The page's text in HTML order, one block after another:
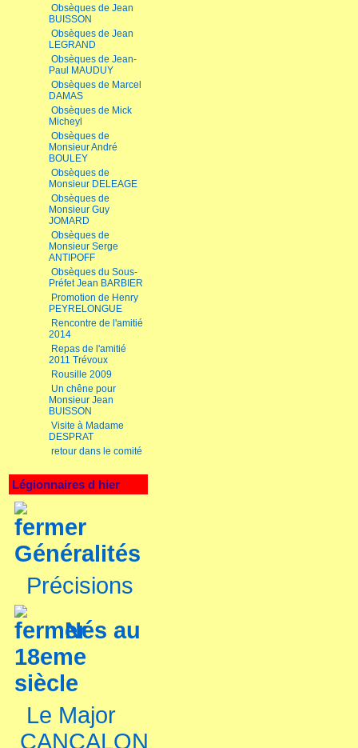
Obsèques de Jean
BUISSON
Obsèques de Jean
LEGRAND
Obsèques de Jean-
Paul MAUDUY
Obsèques de Marcel
DAMAS
Obsèques de Mick
Micheyl
Obsèques de
Monsieur André
BOULEY
Obsèques de
Monsieur DELEAGE
Obsèques de
Monsieur Guy
JOMARD
Obsèques de
Monsieur Serge
ANTIPOFF
Obsèques du Sous-
Préfet Jean BARBIER
Promotion de Henry
PEYRELONGUE
Rencontre de l'amitié
2014
Repas de l'amitié
2011 Trévoux
Rousille 2009
Un chêne pour
Monsieur Jean
BUISSON
Visite à Madame
DESPRAT
retour dans le comité
Légionnaires d hier
Généralités
Précisions
Nés au
18eme
siècle
Le Major
CANCALON